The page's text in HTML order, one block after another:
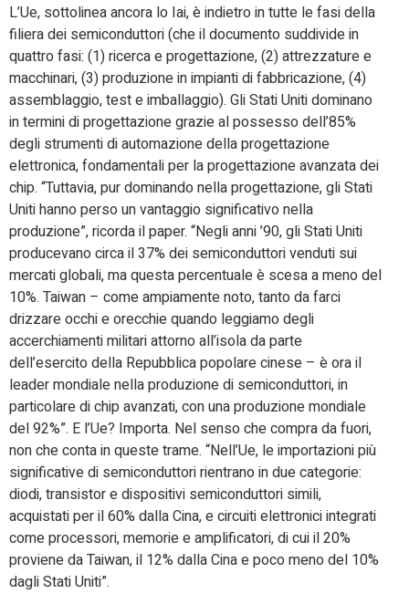
L’Ue, sottolinea ancora lo Iai, è indietro in tutte le fasi della
filiera dei semiconduttori (che il documento suddivide in
quattro fasi: (1) ricerca e progettazione, (2) attrezzature e
macchinari, (3) produzione in impianti di fabbricazione, (4)
assemblaggio, test e imballaggio). Gli Stati Uniti dominano
in termini di progettazione grazie al possesso dell’85%
degli strumenti di automazione della progettazione
elettronica, fondamentali per la progettazione avanzata dei
chip. “Tuttavia, pur dominando nella progettazione, gli Stati
Uniti hanno perso un vantaggio significativo nella
produzione”, ricorda il paper. “Negli anni ’90, gli Stati Uniti
producevano circa il 37% dei semiconduttori venduti sui
mercati globali, ma questa percentuale è scesa a meno del
10%. Taiwan – come ampiamente noto, tanto da farci
drizzare occhi e orecchie quando leggiamo degli
accerchiamenti militari attorno all’isola da parte
dell’esercito della Repubblica popolare cinese – è ora il
leader mondiale nella produzione di semiconduttori, in
particolare di chip avanzati, con una produzione mondiale
del 92%”. E l’Ue? Importa. Nel senso che compra da fuori,
non che conta in queste trame. “Nell’Ue, le importazioni più
significative di semiconduttori rientrano in due categorie:
diodi, transistor e dispositivi semiconduttori simili,
acquistati per il 60% dalla Cina, e circuiti elettronici integrati
come processori, memorie e amplificatori, di cui il 20%
proviene da Taiwan, il 12% dalla Cina e poco meno del 10%
dagli Stati Uniti”.